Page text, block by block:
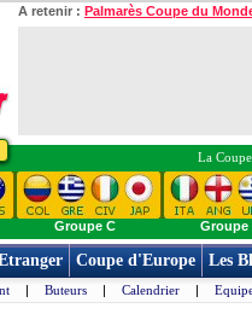
A retenir : Palmarès Coupe du
La
Groupe C Groupe
Coupe d'Europe Les
| Buteurs | Calendrier |